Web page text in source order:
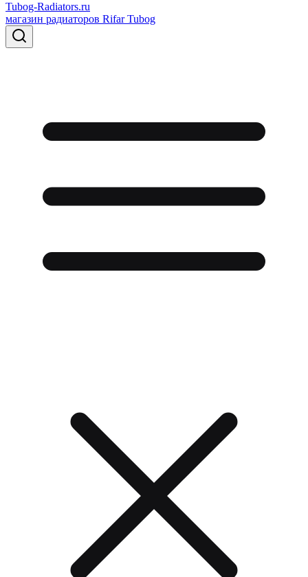
Tubog-Radiators.ru
магазин радиаторов Rifar Tubog